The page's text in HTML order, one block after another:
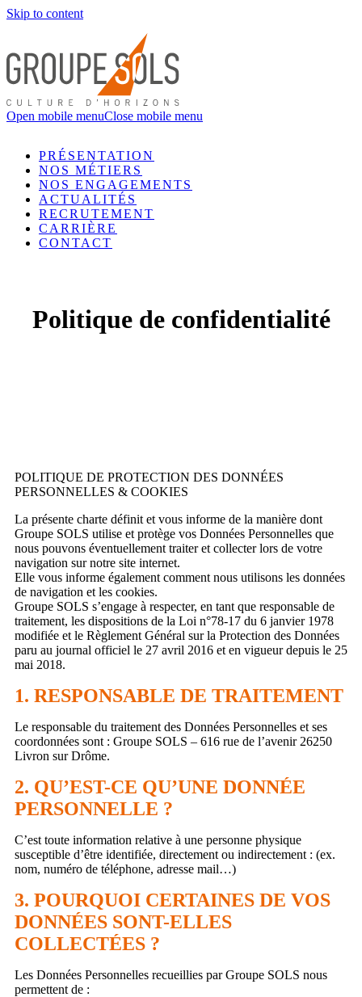
Skip to content
Open mobile menuClose mobile menu
PRÉSENTATION
NOS MÉTIERS
NOS ENGAGEMENTS
ACTUALITÉS
RECRUTEMENT
CARRIÈRE
CONTACT
Politique de confidentialité
POLITIQUE DE PROTECTION DES DONNÉES
PERSONNELLES & COOKIES
La présente charte définit et vous informe de la manière dont
Groupe SOLS utilise et protège vos Données Personnelles que
nous pouvons éventuellement traiter et collecter lors de votre
navigation sur notre site internet.
Elle vous informe également comment nous utilisons les données
de navigation et les cookies.
Groupe SOLS s’engage à respecter, en tant que responsable de
traitement, les dispositions de la Loi n°78-17 du 6 janvier 1978
modifiée et le Règlement Général sur la Protection des Données
paru au journal officiel le 27 avril 2016 et en vigueur depuis le 25
mai 2018.
1. RESPONSABLE DE TRAITEMENT
Le responsable du traitement des Données Personnelles et ses
coordonnées sont : Groupe SOLS – 616 rue de l’avenir 26250
Livron sur Drôme.
2. QU’EST-CE QU’UNE DONNÉE
PERSONNELLE ?
C’est toute information relative à une personne physique
susceptible d’être identifiée, directement ou indirectement : (ex.
nom, numéro de téléphone, adresse mail…)
3. POURQUOI CERTAINES DE VOS
DONNÉES SONT-ELLES
COLLECTÉES ?
Les Données Personnelles recueillies par Groupe SOLS nous
permettent de :